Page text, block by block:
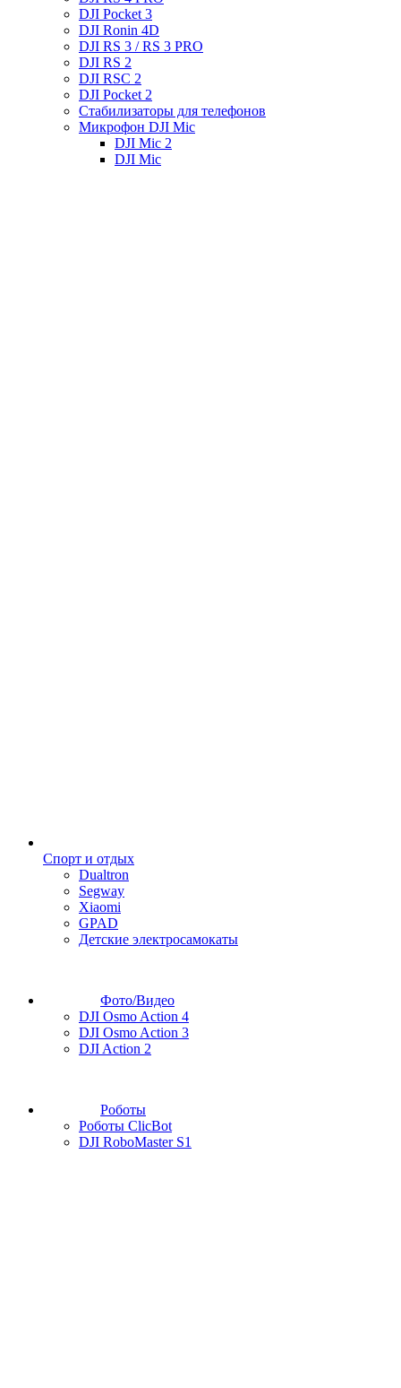
DJI Pocket 3
DJI Ronin 4D
DJI RS 3 / RS 3 PRO
DJI RS 2
DJI RSC 2
DJI Pocket 2
Стабилизаторы для телефонов
Микрофон DJI Mic
DJI Mic 2
DJI Mic
Спорт и отдых
Dualtron
Segway
Xiaomi
GPAD
Детские электросамокаты
Фото/Видео
DJI Osmo Action 4
DJI Osmo Action 3
DJI Action 2
Роботы
Роботы ClicBot
DJI RoboMaster S1